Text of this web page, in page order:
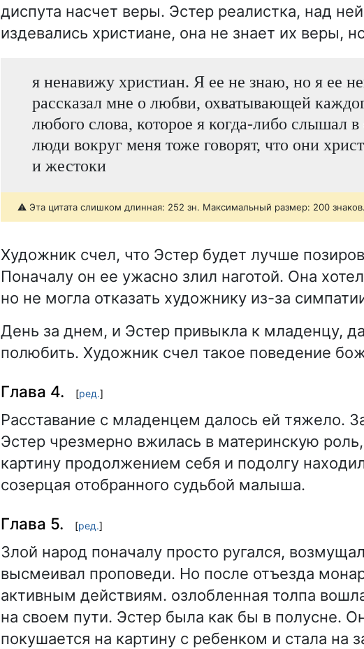
диспута насчет веры. Эстер реалистка, над
издевались христиане, она не знает их веры,
я ненавижу христиан. Я ее не знаю, но я ее
рассказал мне о любви, охватывающей
любого слова, которое я когда-либо слышал
люди вокруг меня тоже говорят, что они
и жестоки
⚠️ Эта цитата слишком длинная: 252 зн. Максимальный размер: 200
Художник счел, что Эстер будет лучше
Поначалу он ее ужасно злил наготой. Она
но не могла отказать художнику из-за
День за днем, и Эстер привыкла к младенцу,
полюбить. Художник счел такое поведение
Глава 4. [ред.]
Расставание с младенцем далось ей тяжело.
Эстер чрезмерно вжилась в материнскую
картину продолжением себя и подолгу
созерцая отобранного судьбой малыша.
Глава 5. [ред.]
Злой народ поначалу просто ругался,
высмеивал проповеди. Но после отъезда
активным действиям. озлобленная толпа
на своем пути. Эстер была как бы в полусне.
покушается на картину с ребенком и стала на